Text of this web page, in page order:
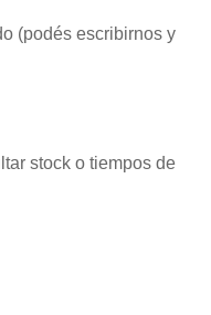
(podés escribirnos y
stock o tiempos de